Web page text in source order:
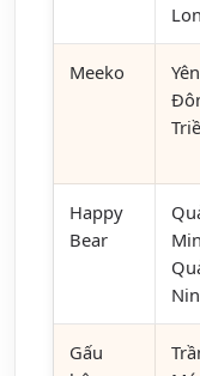
Meeko
Happy
Bear
Gấu